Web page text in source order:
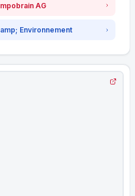
AG
Environnement